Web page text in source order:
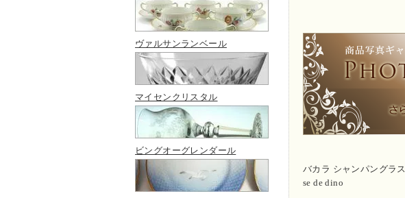
ヴァルサンランベール
マイセンクリスタル
ビングオーグレンダール
バカラ シャンパングラ
se de dino